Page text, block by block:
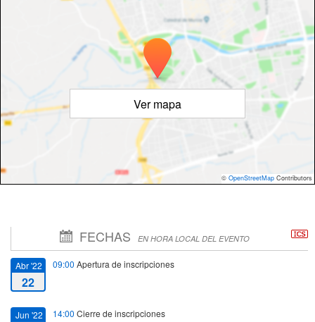
Ver mapa
© OpenStreetMap Contributors
FECHAS EN HORA LOCAL DEL EVENTO
Abr '22
22
09:00 Apertura de inscripciones
Jun '22 14:00 Cierre de inscripciones